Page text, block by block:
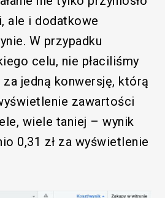
ale i dodatkowe
W przypadku
celu, nie płaciliśmy
za jedną konwersję, którą
zawartości
wiele taniej – wynik
0,31 zł za wyświetlenie